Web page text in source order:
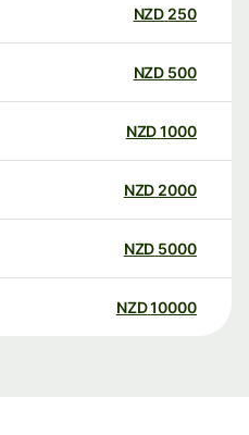
250
NZD
500
NZD
1000
NZD
2000
NZD
5000
NZD
10000
NZD